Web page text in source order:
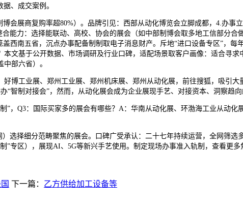
、成交案例。
展商复购率超80%）。品牌引见：西部从动化博览会立脚成都，4.办事
能力：选择能联动、高校、协会的展会（如中部制博会取多地工信部分
西南五省，沉点办事配备制制取电子消息财产。斥地“进口设备专区”，
文基于公开数据、市场调研及行业口碑，适配场景取客户画像：适合寻
部六省）。
工业展、郑州工业展、郑州机床展、郑州从动化展，前往搜狐，吸引大
智制对接会”，然而，从动化展会成为企业展现手艺、对接资本、洞察趋
Q3：国际买家多的展会有哪些？A：华南从动化展、环渤海工业从动化
择细分范畴聚焦的展会。口碑广受承认：二十七年持续运营，全网筛选
”专区），展现AI、5G等新兴手艺使用。制定现场办事准入轨制，查看更
下一篇： 乙方供给加工设备等